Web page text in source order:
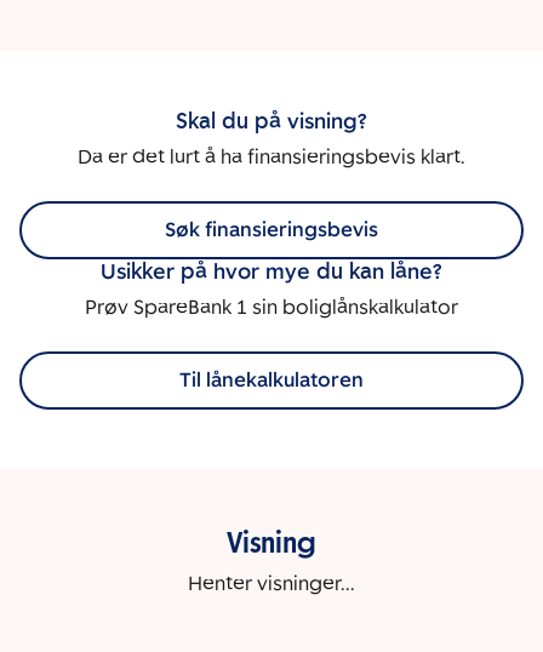
Skal du på visning?
Da er det lurt å ha finansieringsbevis klart.
Søk finansieringsbevis
Usikker på hvor mye du kan låne?
Prøv SpareBank 1 sin boliglånskalkulator
Til lånekalkulatoren
Visning
Henter visninger...